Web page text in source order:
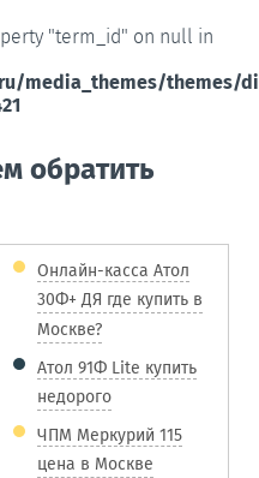
"term_id" on null in
media_themes/themes/
обратить
Онлайн-касса Атол
30Ф+ ДЯ где купить в
Москве?
Атол 91Ф Lite купить
недорого
ЧПМ Меркурий 115
цена в Москве